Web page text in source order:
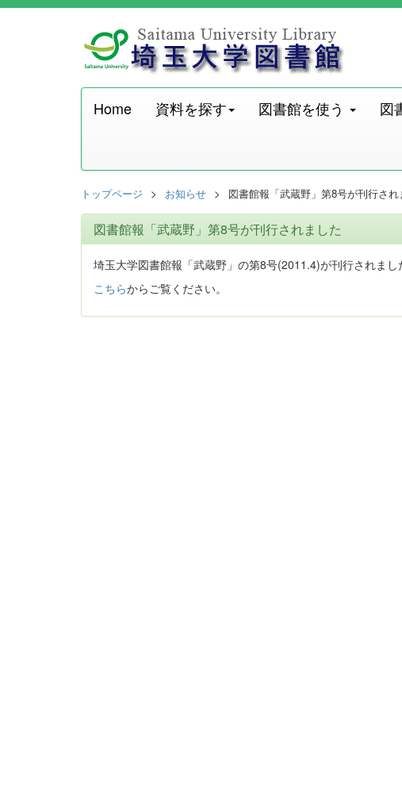
Home 資料を探す 図書館を使う 図
トップページ お知らせ 図書館報「武蔵野」第8号が刊行され
図書館報「武蔵野」第8号が刊行されました
埼玉大学図書館報「武蔵野」の第8号(2011.4)が刊行されまし
こちらからご覧ください。